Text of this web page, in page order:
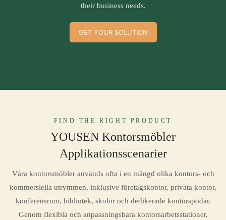
their business needs.
GET YOUR SOLUTION
FIND THE RIGHT PRODUCT
YOUSEN Kontorsmöbler
Applikationsscenarier
Våra kontorsmöbler används ofta i en mängd olika kontors- och
kommersiella utrymmen, inklusive företagskontor, privata kontor,
konferensrum, bibliotek, skolor och dedikerade kontorspodar.
Genom flexibla och anpassningsbara kontorsarbetsstationer,